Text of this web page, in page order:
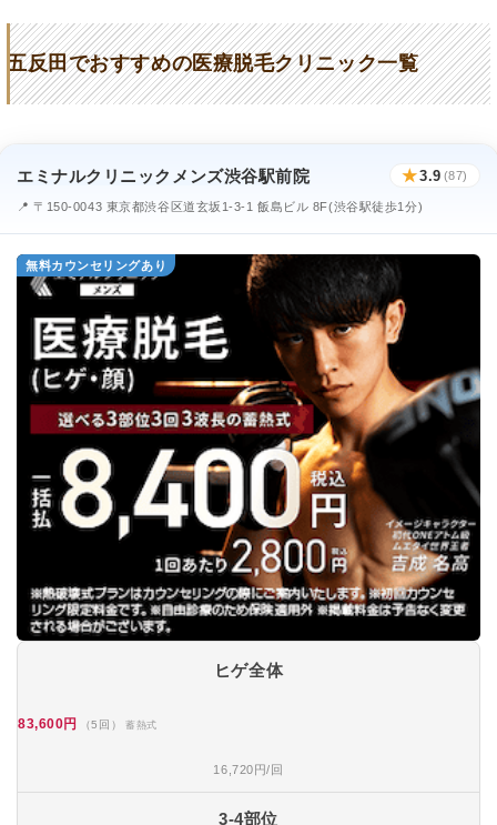
五反田でおすすめの医療脱毛クリニック一覧
エミナルクリニックメンズ渋谷駅前院 ★3.9 (87)
📍 〒150-0043 東京都渋谷区道玄坂1-3-1 飯島ビル 8F(渋谷駅徒歩1分)
無料カウンセリングあり
ヒゲ全体
83,600円 （5回） 蓄熱式
16,720円/回
3-4部位